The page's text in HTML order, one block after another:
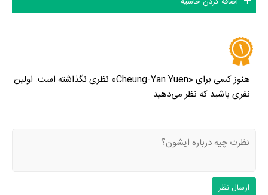
هنوز کسی برای «Cheung-Yan Yuen» نظری نگذاشته است. اولین
نفری باشید که نظر می‌دهید
ارسال نظر